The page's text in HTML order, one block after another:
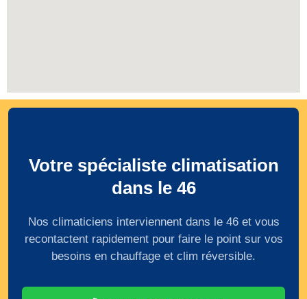
Votre spécialiste climatisation
dans le 46
Nos climaticiens interviennent dans le 46 et vous
recontactent rapidement pour faire le point sur vos
besoins en chauffage et clim réversible.